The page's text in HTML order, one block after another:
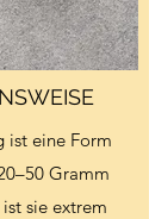
ist eine Form
Gramm
sie extrem